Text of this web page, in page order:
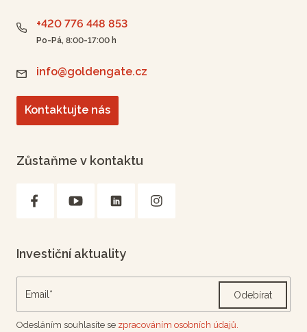
+420 776 448 853
Po-Pá, 8:00-17:00 h
info@goldengate.cz
Kontaktujte nás
Zůstaňme v kontaktu
Investiční aktuality
Odebírat
Odesláním souhlasíte se zpracováním osobních údajů.